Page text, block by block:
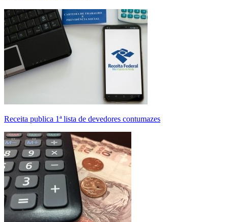
Receita publica 1ª lista de devedores contumazes